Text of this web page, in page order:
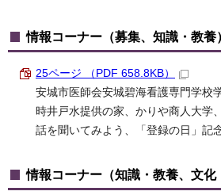
情報コーナー（募集、知識・教養）
25ページ （PDF 658.8KB）
安城市医師会安城碧海看護専門学校
時井戸水提供の家、かりや商人大学
話を聞いてみよう、「登録の日」記
情報コーナー（知識・教養、文化